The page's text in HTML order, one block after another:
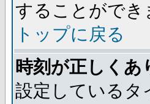
することができ
トップに戻る
時刻が正しくあ
設定しているタ